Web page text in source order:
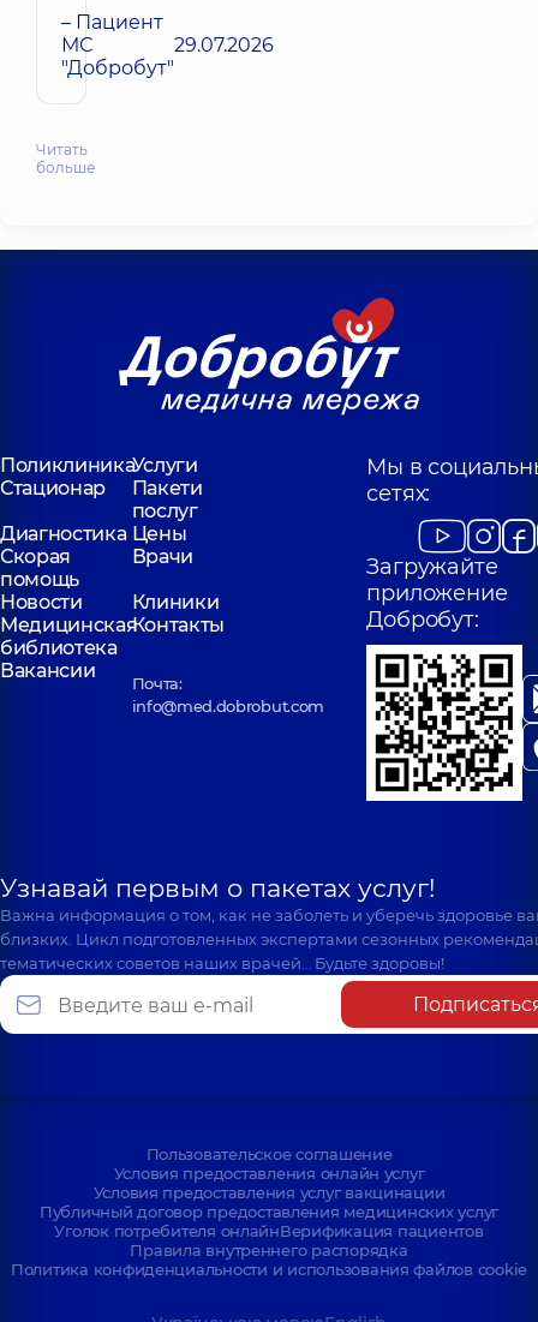
– Пациент
МС
"Добробут"
29.07.2026
Читать
больше
ПоликлиникаУслуги
Стационар
Пакети
послуг
Диагностика Цены
Скорая
помощь
Врачи
Новости
Клиники
Медицинская
библиотека
Контакты
Вакансии
Почта:
info@med.dobrobut.com
Мы в
сетях:
Загружайте
приложение
Добробут:
Узнавай первым о пакетах услуг!
Важна информация о том, как не заболеть и уберечь здоровье
близких. Цикл подготовленных экспертами сезонных
тематических советов наших врачей… Будьте здоровы!
Пользовательское соглашение
Условия предоставления онлайн услуг
Условия предоставления услуг вакцинации
Публичный договор предоставления медицинских услуг
Уголок потребителя онлайнВерификация пациентов
Правила внутреннего распорядка
Политика конфиденциальности и использования файлов cookie